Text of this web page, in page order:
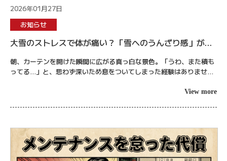
2026年01月27日
お知らせ
大雪のストレスで体が痛い？「雪へのうんざり感」が痛
みを増幅させる脳のメカニズムと対処法
朝、カーテンを開けた瞬間に広がる真っ白な景色。「うわ、また積も
ってる…」と、思わず深いため息をついてしまった経験はありません
View more